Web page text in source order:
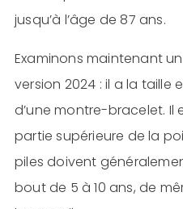
jusqu’à l’âge de 87 ans.
Examinons maintenant
version 2024 : il a la taille
d’une montre-bracelet. Il
partie supérieure de la
piles doivent
bout de 5 à 10 ans, de